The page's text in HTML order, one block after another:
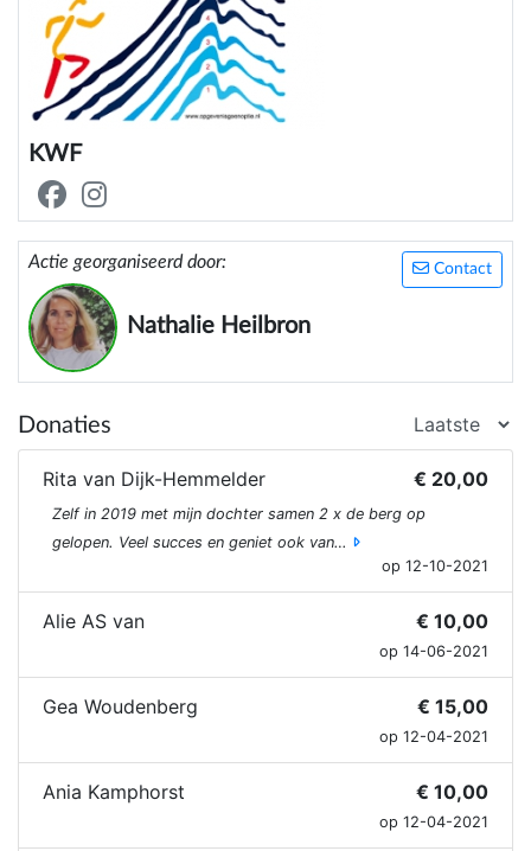
KWF
Contact
Actie georganiseerd door:
Nathalie Heilbron
Donaties
Rita van Dijk-Hemmelder € 20,00
Zelf in 2019 met mijn dochter samen 2 x de berg op
gelopen. Veel succes en geniet ook van…
op 12-10-2021
Alie AS van € 10,00
op 14-06-2021
Gea Woudenberg € 15,00
op 12-04-2021
Ania Kamphorst € 10,00
op 12-04-2021